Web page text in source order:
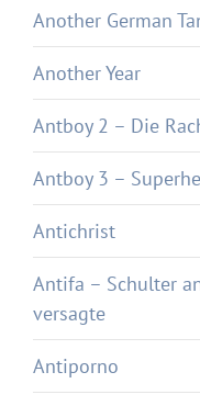
Another German
Another Year
Antboy 2 – Die
Antboy 3 –
Antichrist
Antifa – Schulter
versagte
Antiporno